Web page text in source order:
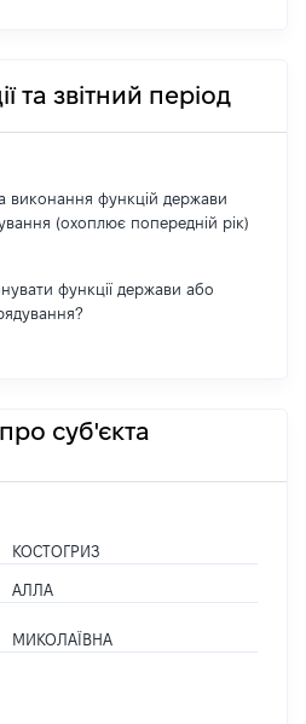
та звітний період
виконання функцій держави
(охоплює попередній рік)
функції держави або
суб'єкта
КОСТОГРИЗ
АЛЛА
МИКОЛАЇВНА